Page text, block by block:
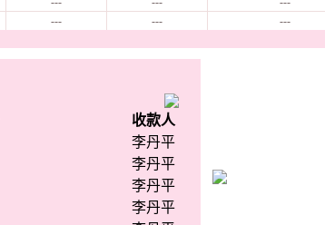
收款人
李丹平
李丹平
李丹平
李丹平